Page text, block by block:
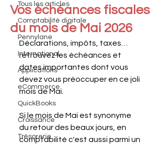
Tous les articles
Comptabilité digitale
Pennylane
International
Applications
eCommerce
QuickBooks
Croissance
Trésorerie
Vos échéances fiscales
du mois de Mai 2026
Déclarations, impôts, taxes…
retrouvez les échéances et
dates importantes dont vous
devez vous préoccuper en ce joli
mois de Mai.
Si le mois de Mai est synonyme
du retour des beaux jours, en
comptabilité c'est aussi parmi un